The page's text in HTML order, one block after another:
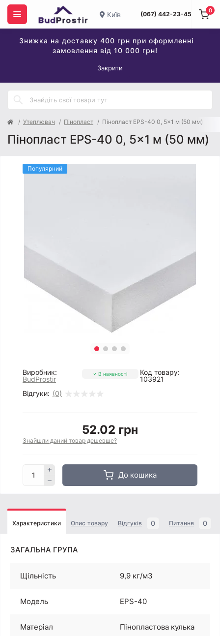
Київ (067) 442-23-45
Знижка на доставку 400 грн при оформленні
замовлення від 10 000 грн!
Закрити
0
Утеплювач Пінопласт Пінопласт EPS-40 0, 5x1 м (50 мм)
Пінопласт EPS-40 0, 5x1 м (50 мм)
Популярний
Виробник:
BudProstir
Код товару:
103921
Відгуки: (0)
В наявності
52.02 грн
Знайшли даний товар дешевше?
До кошика
Характеристики Опис товару Відгуків 0 Питання 0
ЗАГАЛЬНА ГРУПА
Щільність 9,9 кг/м3
Модель EPS-40
Матеріал Пінопластова кулька